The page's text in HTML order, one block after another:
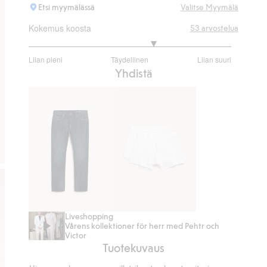
Etsi myymälässä Valitse Myymälä
Kokemus koosta
Liian pieni Täydellinen Liian suuri
/
53 arvostelua
Yhdistä
Regular
jeans
Boxerit
2-
pack
Liveshopping
Vårens kollektioner för herr med Pehtr och
Victor
Tuotekuvaus